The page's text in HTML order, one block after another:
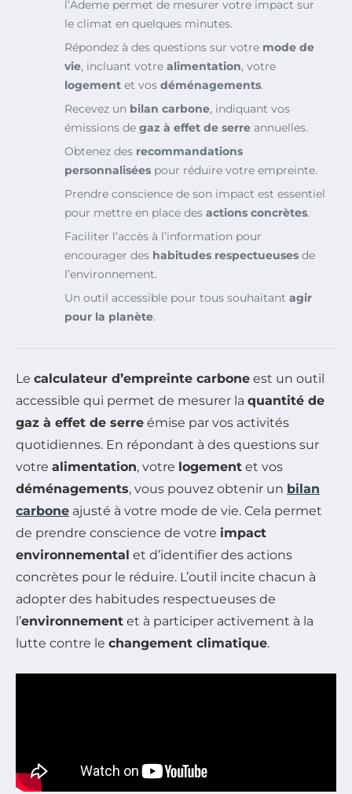
l’Ademe permet de mesurer votre impact sur
le climat en quelques minutes.
Répondez à des questions sur votre mode de
vie, incluant votre alimentation, votre
logement et vos déménagements.
Recevez un bilan carbone, indiquant vos
émissions de gaz à effet de serre annuelles.
Obtenez des recommandations
personnalisées pour réduire votre empreinte.
Prendre conscience de son impact est essentiel
pour mettre en place des actions concrètes.
Faciliter l’accès à l’information pour
encourager des habitudes respectueuses de
l’environnement.
Un outil accessible pour tous souhaitant agir
pour la planète.
Le calculateur d’empreinte carbone est un outil
accessible qui permet de mesurer la quantité de
gaz à effet de serre émise par vos activités
quotidiennes. En répondant à des questions sur
votre alimentation, votre logement et vos
déménagements, vous pouvez obtenir un bilan
carbone ajusté à votre mode de vie. Cela permet
de prendre conscience de votre impact
environnemental et d’identifier des actions
concrètes pour le réduire. L’outil incite chacun à
adopter des habitudes respectueuses de
l’environnement et à participer activement à la
lutte contre le changement climatique.